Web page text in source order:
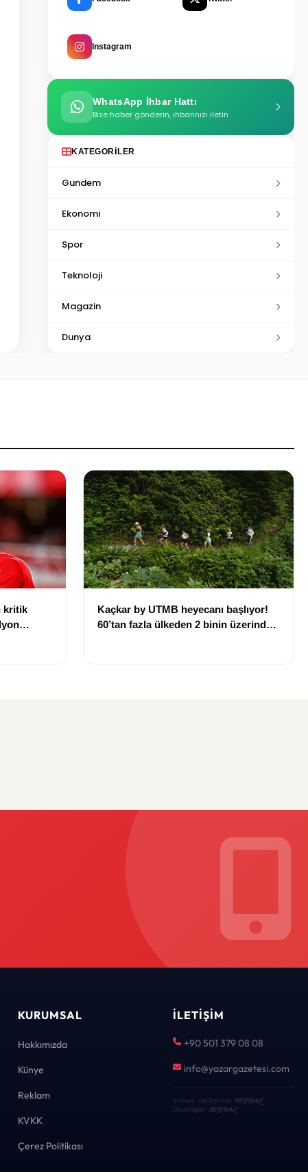
Instagram
WhatsApp İhbar Hattı
Bize haber gönderin, ihbarınızı iletin
KATEGORILER
Gundem
Ekonomi
Spor
Teknoloji
Magazin
Dunya
kritik
Kaçkar by UTMB heyecanı başlıyor!
60’tan fazla ülkeden 2 binin üzerinde
KURUMSAL
Hakkımızda
Künye
Reklam
KVKK
Çerez Politikası
İLETIŞIM
+90 501 379 08 08
info@yazargazetesi.com
eNews · Geliştirici KEYDAL·
Developer KEYDAL